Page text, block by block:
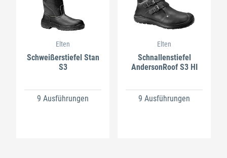
Elten
Schweißerstiefel Stan
S3
9 Ausführungen
Elten
Schnallenstiefel
AndersonRoof S3 HI
9 Ausführungen